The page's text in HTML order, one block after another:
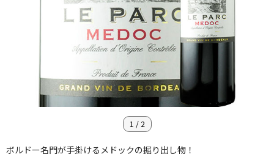
1 / 2
ボルドー名門が手掛けるメドックの掘り出し物！